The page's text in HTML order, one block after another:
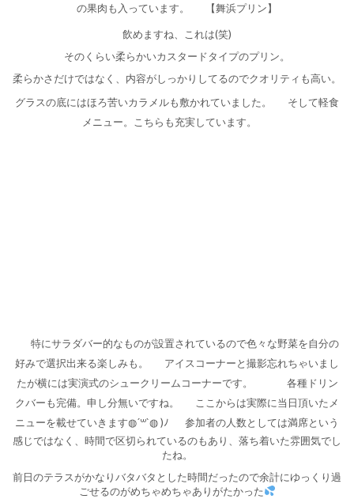
の果肉も入っています。
【舞浜プリン】
飲めますね、これは(笑)
そのくらい柔らかいカスタードタイプのプリン。
柔らかさだけではなく、内容がしっかりしてるのでクオリティも高い。
グラスの底にはほろ苦いカラメルも敷かれていました。
そして軽食
メニュー。こちらも充実しています。
特にサラダバー的なものが設置されているので色々な野菜を自分の
好みで選択出来る楽しみも。
アイスコーナーと撮影忘れちゃいまし
たが横には実演式のシュークリームコーナーです。
各種ドリン
クバーも完備。申し分無いですね。
ここからは実際に当日頂いたメ
ニューを載せていきます◍´꒳​`◍ )ﾉ
参加者の人数としては満席という
感じではなく、時間で区切られているのもあり、落ち着いた雰囲気でし
たね。
前日のテラスがかなりバタバタとした時間だったので余計にゆっくり過
ごせるのがめちゃめちゃありがたかった